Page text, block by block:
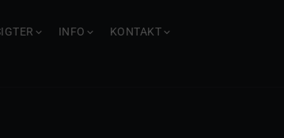
INFO KONTAKT